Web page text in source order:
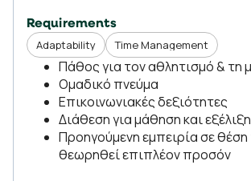
Requirements
Adaptability Time Management
Πάθος για τον αθλητισμό & τη
Ομαδικό πνεύμα
Επικοινωνιακές δεξιότητες
Διάθεση για μάθηση και εξέλιξη
Προηγούμενη εμπειρία σε
θεωρηθεί επιπλέον προσόν